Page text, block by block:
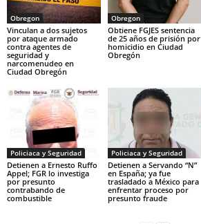
Obregon
Vinculan a dos sujetos
por ataque armado
contra agentes de
seguridad y
narcomenudeo en
Ciudad Obregón
Obregon
Obtiene FGJES sentencia
de 25 años de prisión por
homicidio en Ciudad
Obregón
Policiaca y Seguridad
Detienen a Ernesto Ruffo
Appel; FGR lo investiga
por presunto
contrabando de
combustible
Policiaca y Seguridad
Detienen a Servando “N”
en España; ya fue
trasladado a México para
enfrentar proceso por
presunto fraude